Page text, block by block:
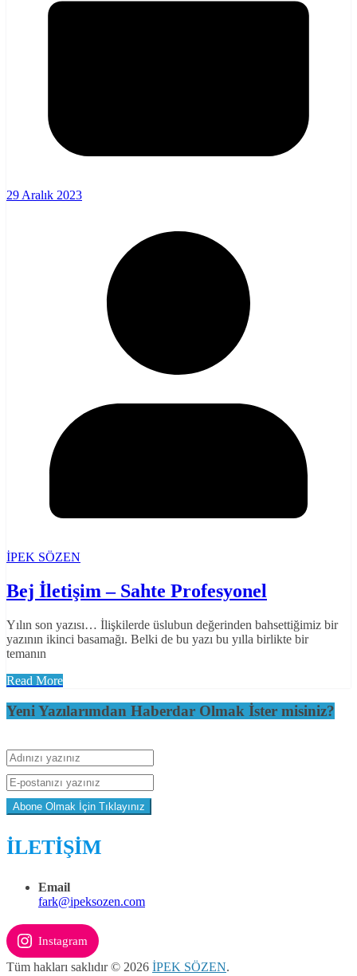
29 Aralık 2023
İPEK SÖZEN
Bej İletişim – Sahte Profesyonel
Yılın son yazısı… İlişkilerde üslubun değerinden bahsettiğimiz bir
yazının ikinci basamağı. Belki de bu yazı bu yılla birlikte bir
temanın
Read More
Yeni Yazılarımdan Haberdar Olmak İster misiniz?
İLETİŞİM
Email
fark@ipeksozen.com
Instagram
Tüm hakları saklıdır © 2026 İPEK SÖZEN.